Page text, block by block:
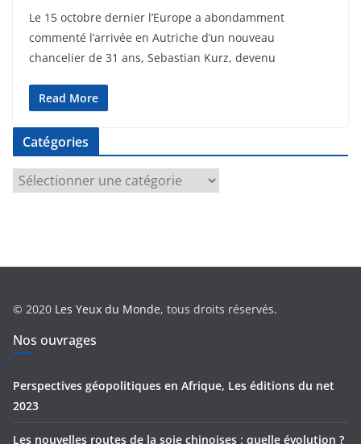
Le 15 octobre dernier l’Europe a abondamment
commenté l’arrivée en Autriche d’un nouveau
chancelier de 31 ans, Sebastian Kurz, devenu
Read More
Catégories
a
e
s
© 2020 Les Yeux du Monde, tous droits réservés.
Nos ouvrages
Perspectives géopolitiques en Afrique, Les éditions du net
2023
Les nouvelles routes de la soie chinoises : quelle évolution ?